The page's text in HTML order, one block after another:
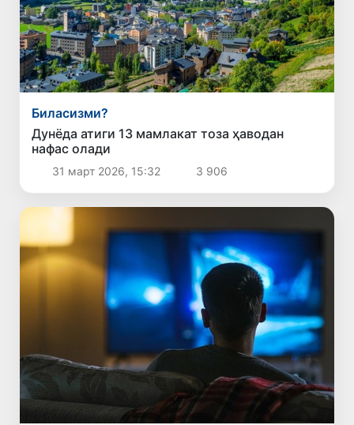
Биласизми?
Дунёда атиги 13 мамлакат тоза ҳаводан
нафас олади
31 март 2026, 15:32 3 906